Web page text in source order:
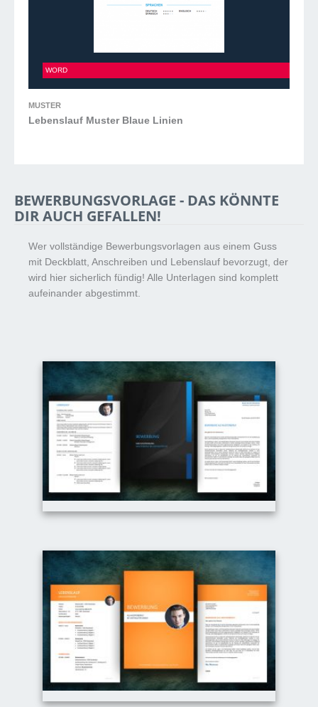
Lebenslauf Muster Blaue Linien
BEWERBUNGSVORLAGE - DAS KÖNNTE
DIR AUCH GEFALLEN!
Wer vollständige Bewerbungsvorlagen aus einem Guss
mit Deckblatt, Anschreiben und Lebenslauf bevorzugt, der
wird hier sicherlich fündig! Alle Unterlagen sind komplett
aufeinander abgestimmt.